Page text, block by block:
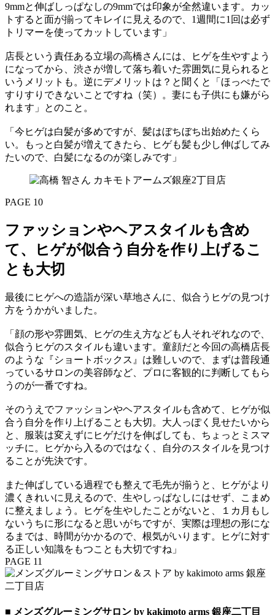
9mmと伸ばしっぱなしの9mmでは印象が全然違います。カッ
トすると面が揃ってキレイに見えるので、1週間に1回は必ず
トリマーを使ってカットしています」
店長という責任ある立場の高橋さんには、ヒゲを生やすよう
になってから、渋さが増して落ち着いた雰囲気に見られると
いうメリットも。逆にデメリットは？と聞くと「ほっぺたで
すりすりできないことですね（笑）。妻にも子供にも嫌がら
れます」とのこと。
「今ヒゲは白髪が多めですが、髪はぼちぼち出始めたくら
い。もっと白髪が増えてきたら、ヒゲも髪も少し伸ばしてみ
たいので、白髪になるのが楽しみです」
PAGE 10
ファッションやヘアスタイルも含め
て、ヒゲが似合う自分を作り上げるこ
とも大切
最後にヒゲへの造詣が深い草地さんに、似合うヒゲの見つけ
方をうかがいました。
「顔の形や雰囲気、ヒゲの生え方なども人それぞれなので、
似合うヒゲのスタイルも違います。童顔だと今回の高橋店長
のような『ショートボックス』は難しいので、まずは普段通
っているサロンの美容師など、プロに客観的に判断してもら
うのが一番ですね。
そのうえでファッションやヘアスタイルも含めて、ヒゲが似
合う自分を作り上げることも大切。大人っぽく見せたいから
と、服装は変えずにヒゲだけを伸ばしても、ちょっとミスマ
ッチに。ヒゲから入るのではなく、自分のスタイルを見つけ
ることが先決です。
また伸ばしている過程でも整えて毛先が揃うと、ヒゲがより
濃くきれいに見えるので、生やしっぱなしにはせず、こまめ
に整えましょう。ヒゲを生やしたことがないと、１カ月もし
ないうちに形になると思いがちですが、実際は理想の形にな
るまでは、時間がかかるので、根気がいります。ヒゲに対す
る正しい知識をもつことも大切ですね」
PAGE 11
■ メンズグルーミングサロン by kakimoto arms 銀座二丁目